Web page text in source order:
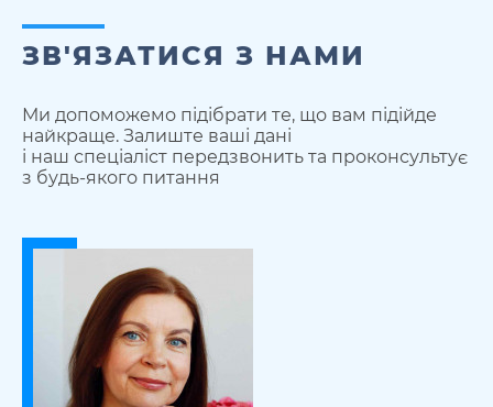
ЗВ'ЯЗАТИСЯ З НАМИ
Ми допоможемо підібрати те, що вам підійде
найкраще. Залиште ваші дані
і наш спеціаліст передзвонить та проконсультує
з будь-якого питання